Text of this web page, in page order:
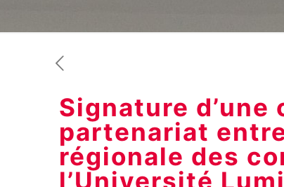
Signature
partenariat
régionale des
l’Université